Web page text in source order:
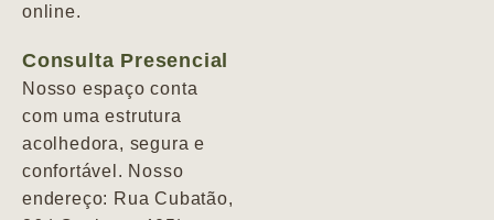
online.
Consulta Presencial
Nosso espaço conta
com uma estrutura
acolhedora, segura e
confortável. Nosso
endereço: Rua Cubatão,